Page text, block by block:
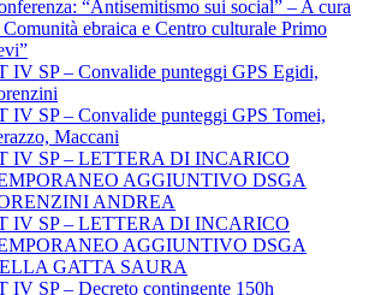
“Antisemitismo sui social” – A cura
ebraica e Centro culturale Primo
IV SP – Convalide punteggi GPS Egidi,
IV SP – Convalide punteggi GPS Tomei,
Maccani
IV SP – LETTERA DI INCARICO
AGGIUNTIVO DSGA
ANDREA
IV SP – LETTERA DI INCARICO
AGGIUNTIVO DSGA
GATTA SAURA
IV SP – Decreto contingente 150h